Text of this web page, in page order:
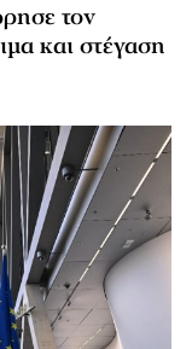
τον
και στέγαση